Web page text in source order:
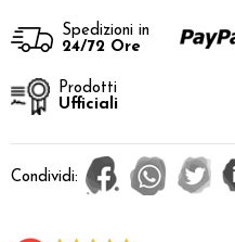
Spedizioni in
24/72 Ore
Prodotti
Ufficiali
Condividi: